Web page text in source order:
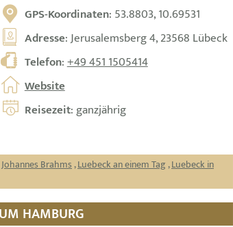
GPS-Koordinaten: 53.8803, 10.69531
Adresse: Jerusalemsberg 4, 23568 Lübeck
Telefon:+49 451 1505414
Website
Reisezeit: ganzjährig
Johannes Brahms,Luebeck an einem Tag ,Luebeck in
HAMBURG